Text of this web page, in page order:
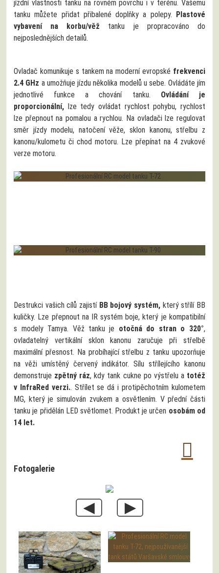
jízdní vlastnosti tanku na rovném povrchu i v terénu. Vašemu
tanku můžete přidat přibalené doplňky a polepy. Plastové
vybavení na korbu/věž tanku je propracováno do
nejposlednějších detailů.
Ovladač komunikuje s tankem na moderní evropské frekvenci
2.4 GHz a umožňuje jízdu několika modelů u sebe. Ovládáte jím
jednotlivé funkce a chování tanku. Ovládání je
proporcionální, lze tedy ovládat rychlost pohybu, rychlost
lze přepnout na pomalou a rychlou. Na ovladači lze regulovat
směr jízdy modelu, natočení věže, sklon kanonu, střelbu z
kanonu/kulometu či chod motoru. Lze přepínat na 4 zvukové
verze motoru.
Destrukci vašich cílů zajistíBB bojový systém,který střílí BB
kuličky. Lze přepnout na IR systém boje, který je kompatibilní
s modely Tamya. Věž tanku je otočná do stran o 320°,
ovladatelný vertikální sklon kanonu zaručuje při střelbě
maximální přesnost. Na probíhající střelbu z tanku upozorňuje
na věži umístěný červený indikátor. Sílu střílejícího kanonu
demonstruje zpětný ráz, kdy tank cukne po výstřelu a totéž
v InfraRed verzi.. Střílet se dá i protipěchotním kulometem
MG, který je simulován zvukem a osvětlením. V přední části
tanku je přidělán LED světlomet. Produkt je určen osobám od
14 let.
Fotogalerie
◀ ▶